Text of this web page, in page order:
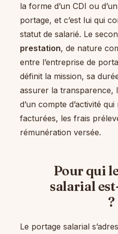
la forme d’un CDI ou
portage, et c’est lui qui
statut de salarié. Le
prestation, de nature
entre l’entreprise de
définit la mission, sa
assurer la transparence,
d’un compte d’activité
facturées, les frais
rémunération versée.
Pour qui
salarial
?
Le portage salarial